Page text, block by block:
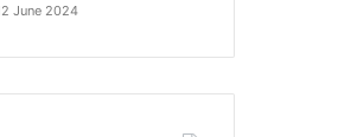
June 2024